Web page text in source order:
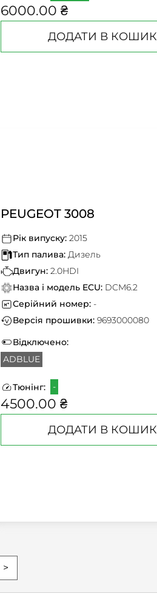
6000.00 ₴
ДОДАТИ В КОШИК
PEUGEOT 3008
Рік випуску: 2015
Тип палива: Дизель
Двигун: 2.0HDI
Назва і модель ECU: DCM6.2
Серійний номер: -
Версія прошивки: 9693000080
Відключено:
ADBLUE
Тюнінг: -
4500.00 ₴
ДОДАТИ В КОШИК
>